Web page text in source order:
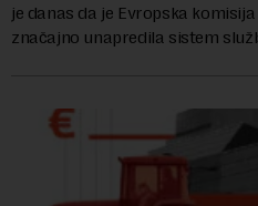
je danas da je Evropska
značajno unapredila sistem